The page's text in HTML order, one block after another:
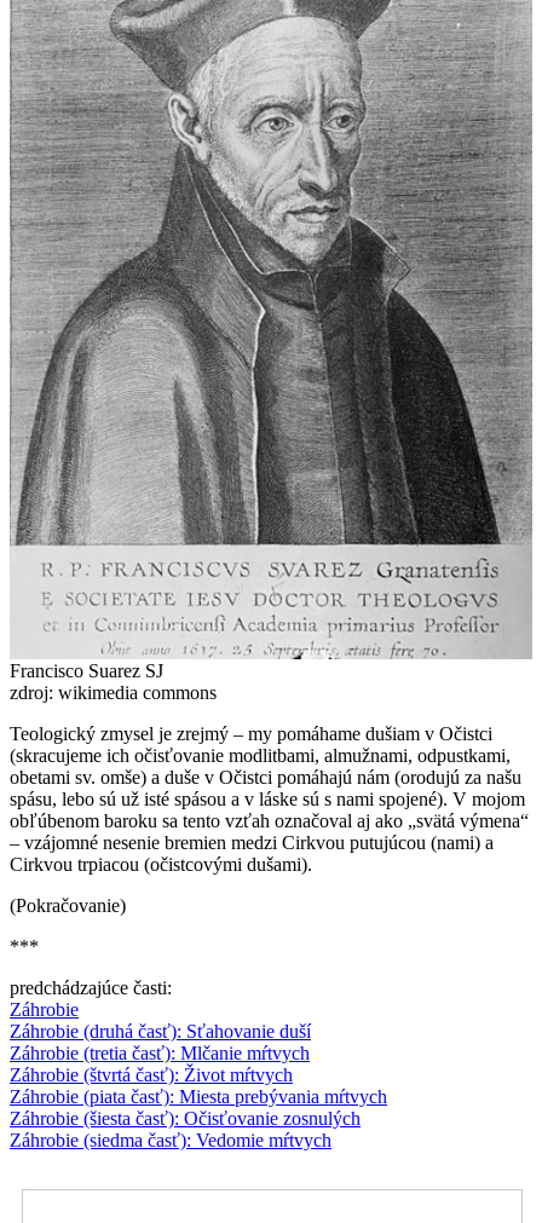
Francisco Suarez SJ
zdroj: wikimedia commons
Teologický zmysel je zrejmý – my pomáhame dušiam v Očistci
(skracujeme ich očisťovanie modlitbami, almužnami, odpustkami,
obetami sv. omše) a duše v Očistci pomáhajú nám (orodujú za našu
spásu, lebo sú už isté spásou a v láske sú s nami spojené). V mojom
obľúbenom baroku sa tento vzťah označoval aj ako „svätá výmena“
– vzájomné nesenie bremien medzi Cirkvou putujúcou (nami) a
Cirkvou trpiacou (očistcovými dušami).
(Pokračovanie)
***
predchádzajúce časti:
Záhrobie
Záhrobie (druhá časť): Sťahovanie duší
Záhrobie (tretia časť): Mlčanie mŕtvych
Záhrobie (štvrtá časť): Život mŕtvych
Záhrobie (piata časť): Miesta prebývania mŕtvych
Záhrobie (šiesta časť): Očisťovanie zosnulých
Záhrobie (siedma časť): Vedomie mŕtvych